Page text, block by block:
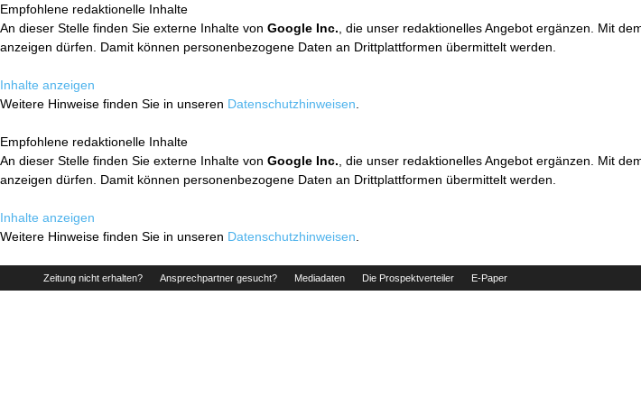
Empfohlene redaktionelle Inhalte
An dieser Stelle finden Sie externe Inhalte von Google Inc. , die unser redaktionelles Angebot ergänzen. Mit
anzeigen dürfen. Damit können personenbezogene Daten an Drittplattformen übermittelt werden.
Inhalte anzeigen
Weitere Hinweise finden Sie in unseren Datenschutzhinweisen
Empfohlene redaktionelle Inhalte
An dieser Stelle finden Sie externe Inhalte von Google Inc. , die unser redaktionelles Angebot ergänzen. Mit
anzeigen dürfen. Damit können personenbezogene Daten an Drittplattformen übermittelt werden.
Inhalte anzeigen
Weitere Hinweise finden Sie in unseren Datenschutzhinweisen
Zeitung nicht erhalten? Ansprechpartner gesucht? Mediadaten Die Prospektverteiler E-Paper